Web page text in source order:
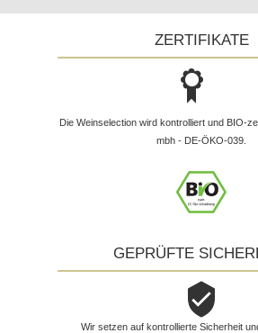
ZERTIFIKATE
Die Weinselection wird kontrolliert und BIO-
mbh - DE-ÖKO-039.
GEPRÜFTE
Wir setzen auf kontrollierte Sicherheit